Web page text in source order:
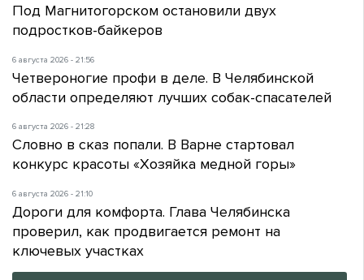
Под Магнитогорском остановили двух
подростков-байкеров
6 августа 2026 - 21:56
Четвероногие профи в деле. В Челябинской
области определяют лучших собак-спасателей
6 августа 2026 - 21:28
Словно в сказ попали. В Варне стартовал
конкурс красоты «Хозяйка медной горы»
6 августа 2026 - 21:10
Дороги для комфорта. Глава Челябинска
проверил, как продвигается ремонт на
ключевых участках